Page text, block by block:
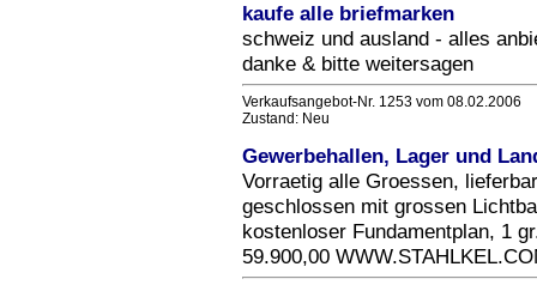
kaufe alle briefmarken
schweiz und ausland - alles
danke & bitte weitersagen
Verkaufsangebot-Nr. 1253 vom 08.02.2006
Zustand: Neu
Gewerbehallen, Lager und
Vorraetig alle Groessen,
geschlossen mit grossen
kostenloser Fundamentplan, 1
59.900,00